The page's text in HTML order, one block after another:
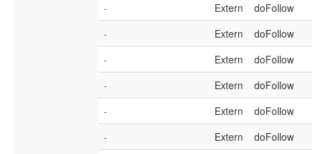
-
Extern
doFollow
-
Extern
doFollow
-
Extern
doFollow
-
Extern
doFollow
-
Extern
doFollow
-
Extern
doFollow